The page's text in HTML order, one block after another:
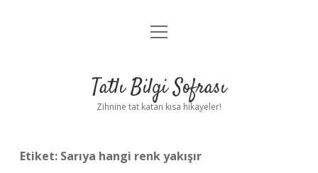
Anasayfa
Yasal Uyarı
menüyü
Tatlı Bilgi Sofrası
Zihnine tat katan kısa hikayeler!
Etiket: Sarıya hangi renk yakışır